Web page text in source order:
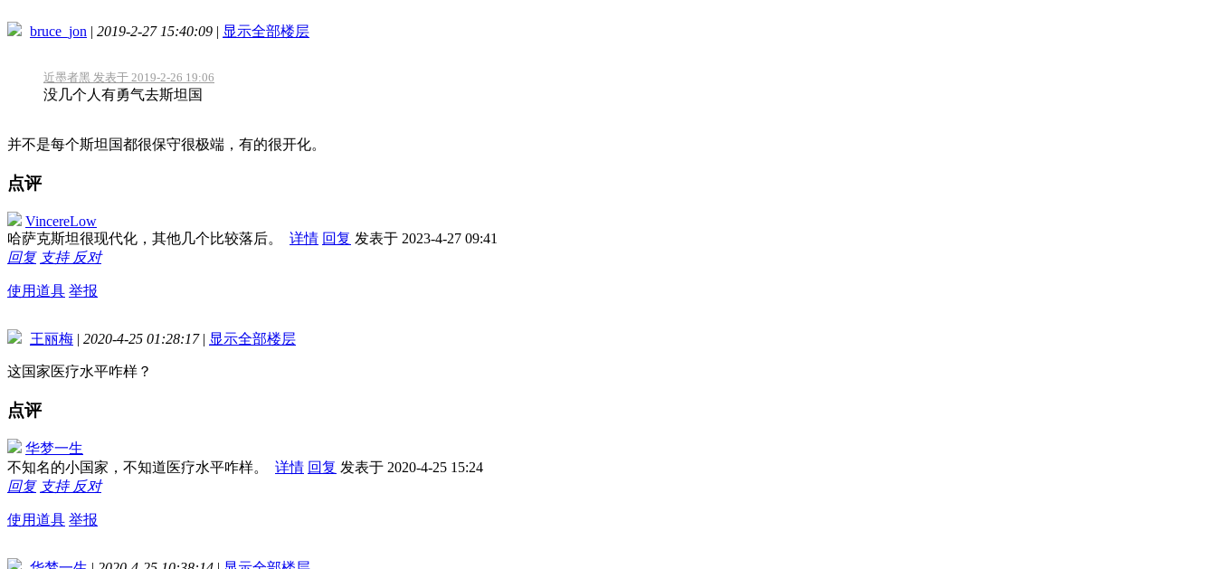
bruce_jon | 2019-2-27 15:40:09 | 显示全部楼层
近墨者黑 发表于 2019-2-26 19:06
没几个人有勇气去斯坦国
并不是每个斯坦国都很保守很极端，有的很开化。
点评
VincereLow
哈萨克斯坦很现代化，其他几个比较落后。 详情 回复 发表于 2023-4-27 09:41
回复 支持 反对
使用道具 举报
王丽梅 | 2020-4-25 01:28:17 | 显示全部楼层
这国家医疗水平咋样？
点评
华梦一生
不知名的小国家，不知道医疗水平咋样。 详情 回复 发表于 2020-4-25 15:24
回复 支持 反对
使用道具 举报